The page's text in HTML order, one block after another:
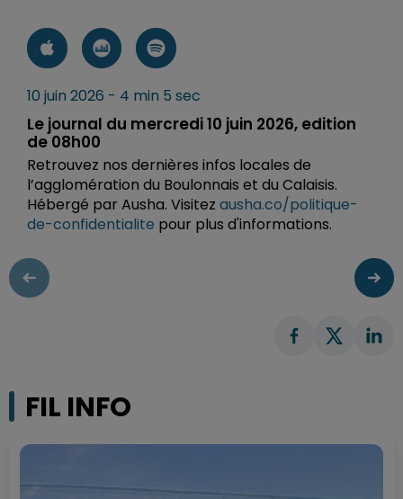
10 juin 2026 - 4 min 5 sec
Le journal du mercredi 10 juin 2026, edition
de 08h00
Retrouvez nos dernières infos locales de
l’agglomération du Boulonnais et du Calaisis.
Hébergé par Ausha. Visitez ausha.co/politique-
de-confidentialite pour plus d'informations.
FIL INFO